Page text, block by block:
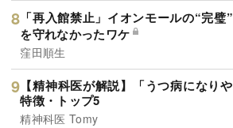
「再入館禁止」イオンモールの“完
を守れなかったワケ
窪田順生
【精神科医が解説】「うつ病になり
特徴・トップ5
精神科医 Tomy